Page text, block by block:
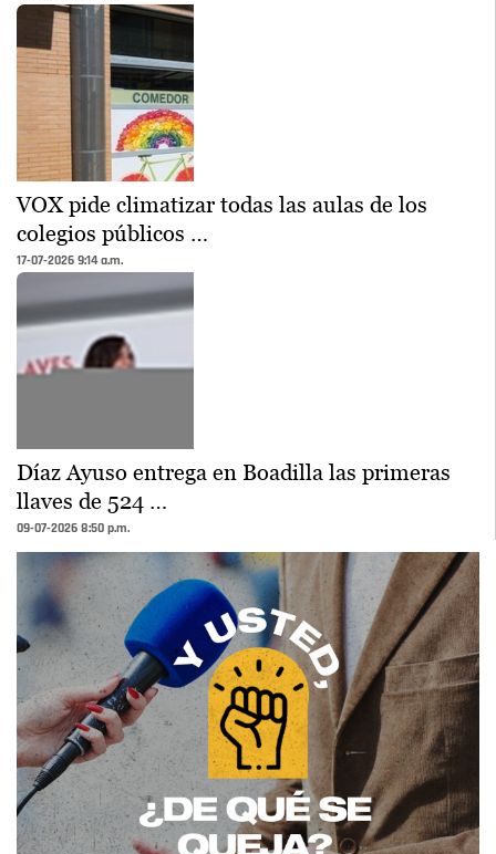
VOX pide climatizar todas las aulas de los
colegios públicos …
17-07-2026 9:14 a.m.
Díaz Ayuso entrega en Boadilla las primeras
llaves de 524 …
09-07-2026 8:50 p.m.